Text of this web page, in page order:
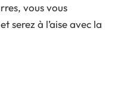
vous vous
serez à l’aise avec la